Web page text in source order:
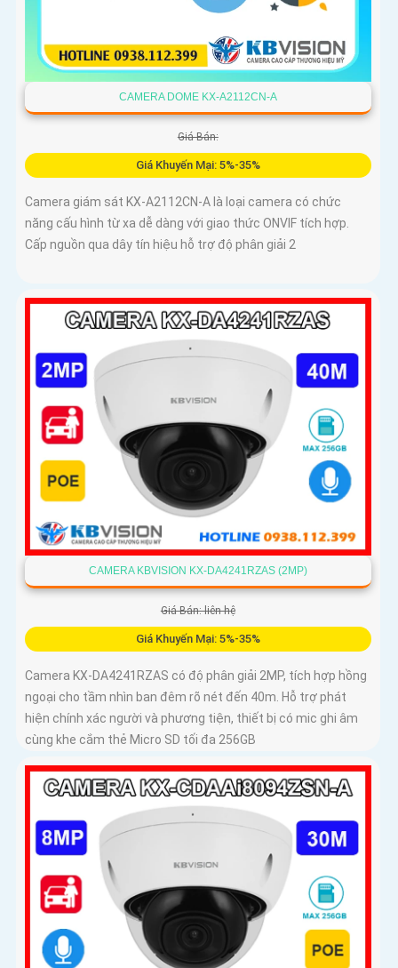
CAMERA DOME KX-A2112CN-A
Giá Bán:
Giá Khuyến Mại: 5%-35%
Camera giám sát KX-A2112CN-A là loại camera có chức
năng cấu hình từ xa dễ dàng với giao thức ONVIF tích hợp.
Cấp nguồn qua dây tín hiệu hỗ trợ độ phân giải 2
CAMERA KBVISION KX-DA4241RZAS (2MP)
Giá Bán: liên hệ
Giá Khuyến Mại: 5%-35%
Camera KX-DA4241RZAS có độ phân giải 2MP, tích hợp hồng
ngoại cho tầm nhìn ban đêm rõ nét đến 40m. Hỗ trợ phát
hiện chính xác người và phương tiện, thiết bị có mic ghi âm
cùng khe cắm thẻ Micro SD tối đa 256GB